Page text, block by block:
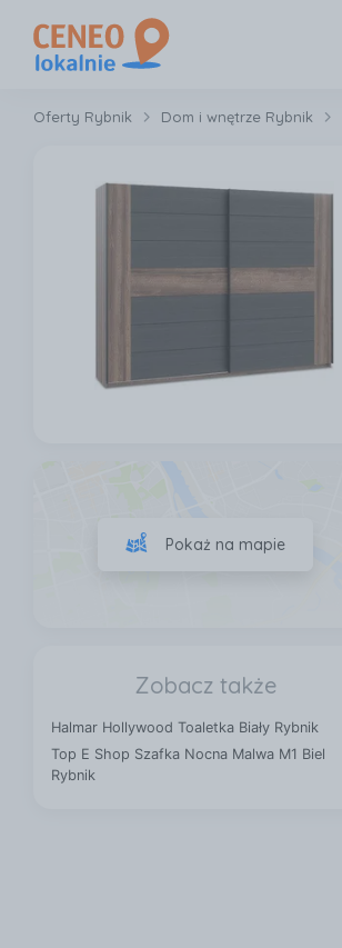
Oferty Rybnik Dom i wnętrze Rybnik
Pokaż na mapie
Zobacz także
Halmar Hollywood Toaletka Biały Rybnik
Top E Shop Szafka Nocna Malwa M1 Biel
Rybnik